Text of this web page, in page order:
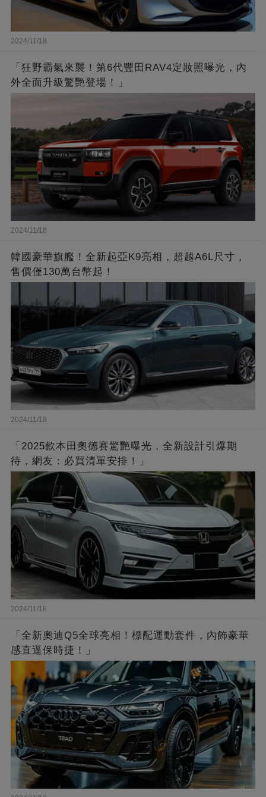
2024/11/18
「狂野霸氣來襲！第6代豐田RAV4定妝照曝光，內
外全面升級驚艷登場！」
2024/11/18
韓國豪華旗艦！全新起亞K9亮相，超越A6L尺寸，
售價僅130萬台幣起！
2024/11/18
「2025款本田奧德賽驚艷曝光，全新設計引爆期
待，網友：必買清單安排！」
2024/11/18
「全新奧迪Q5全球亮相！標配運動套件，內飾豪華
感直逼保時捷！」